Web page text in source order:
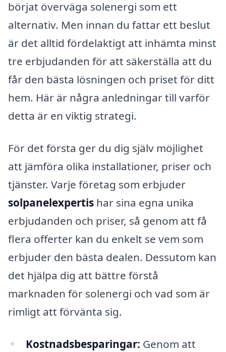
börjat överväga solenergi som ett
alternativ. Men innan du fattar ett beslut
är det alltid fördelaktigt att inhämta minst
tre erbjudanden för att säkerställa att du
får den bästa lösningen och priset för ditt
hem. Här är några anledningar till varför
detta är en viktig strategi.
För det första ger du dig själv möjlighet
att jämföra olika installationer, priser och
tjänster. Varje företag som erbjuder
solpanelexpertis har sina egna unika
erbjudanden och priser, så genom att få
flera offerter kan du enkelt se vem som
erbjuder den bästa dealen. Dessutom kan
det hjälpa dig att bättre förstå
marknaden för solenergi och vad som är
rimligt att förvänta sig.
Kostnadsbesparingar: Genom att